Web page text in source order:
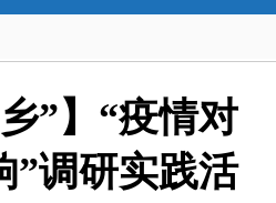
”】“疫情对
”调研实践活